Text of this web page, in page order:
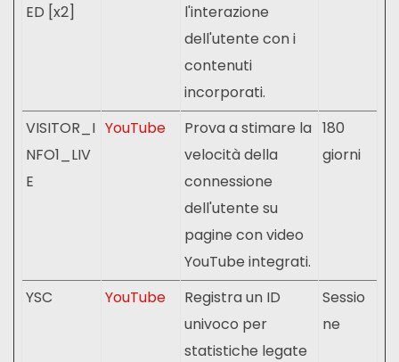
ED [x2]
l'interazione
dell'utente con i
contenuti
incorporati.
VISITOR_I
NFO1_LIV
E
YouTube
Prova a stimare la
velocità della
connessione
dell'utente su
pagine con video
YouTube integrati.
180
giorni
YSC YouTube
Registra un ID
univoco per
statistiche legate
Sessio
ne